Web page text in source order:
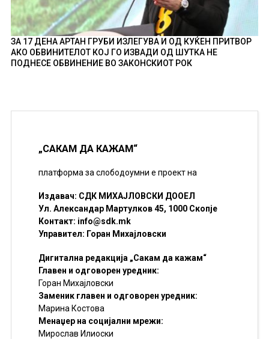
ЗА 17 ДЕНА АРТАН ГРУБИ ИЗЛЕГУВА И ОД КУЌЕН ПРИТВОР
АКО ОБВИНИТЕЛОТ КОЈ ГО ИЗВАДИ ОД ШУТКА НЕ
ПОДНЕСЕ ОБВИНЕНИЕ ВО ЗАКОНСКИОТ РОК
„САКАМ ДА КАЖАМ“
платформа за слободоумни е проект на
Издавач: СДК МИХАЈЛОВСКИ ДООЕЛ
Ул. Александар Мартулков 45, 1000 Скопје
Контакт: info@sdk.mk
Управител: Горан Михајловски
Дигитална редакција „Сакам да кажам“
Главен и одговорен уредник:
Горан Михајловски
Заменик главен и одговорен уредник:
Марина Костова
Менаџер на социјални мрежи:
Мирослав Илиоски